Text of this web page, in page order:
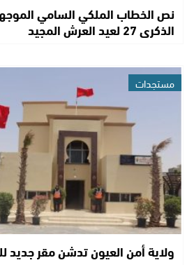
نص الخطاب الملكي السامي
الذكرى 27 لعيد العرش المجيد
مستجدات
ولاية أمن العيون تدشن مقر جديد